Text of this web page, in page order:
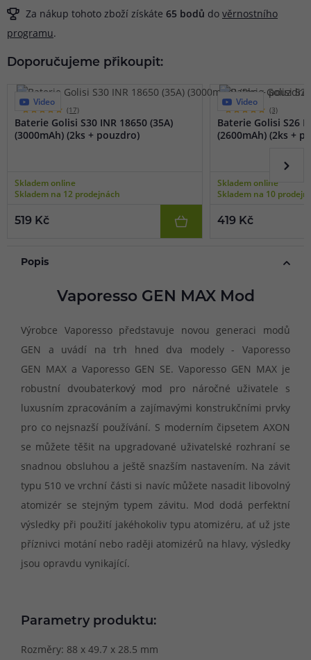
Za nákup tohoto zboží získáte 65 bodů do věrnostního
programu.
Doporučujeme přikoupit:
Video
(17)
Baterie Golisi S30 INR 18650 (35A)
(3000mAh) (2ks + pouzdro)
Skladem online
Skladem na 12 prodejnách
519 Kč
Video
(3)
Baterie Golisi S26
(2600mAh) (2ks +
Skladem online
Skladem na 10
419 Kč
Popis
Vaporesso GEN MAX Mod
Výrobce Vaporesso představuje novou generaci modů
GEN a uvádí na trh hned dva modely - Vaporesso
GEN MAX a Vaporesso GEN SE. Vaporesso GEN MAX je
robustní dvoubaterkový mod pro náročné uživatele s
luxusním zpracováním a zajímavými konstrukčními prvky
pro co nejsnazší používání. S moderním čipsetem AXON
se můžete těšit na upgradované uživatelské rozhraní se
snadnou obsluhou a ještě snazším nastavením. Na závit
typu 510 ve vrchní části si navíc můžete nasadit libovolný
atomizér se stejným typem závitu. Mod dodá perfektní
výsledky při použití jakéhokoliv typu atomizéru, ať už jste
příznivci motání nebo raději atomizérů na hlavy, výsledky
jsou opravdu vynikající.
Parametry produktu:
Rozměry: 88 x 49.7 x 28.5 mm